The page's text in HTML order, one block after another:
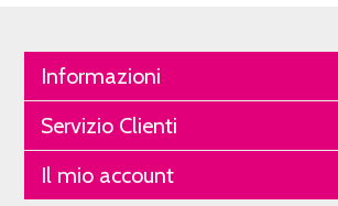
Informazioni
Servizio Clienti
Il mio account